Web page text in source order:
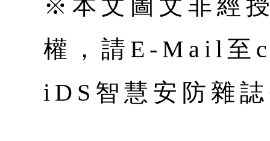
※本文圖文非經
權，請E-Mail至
iDS智慧安防雜